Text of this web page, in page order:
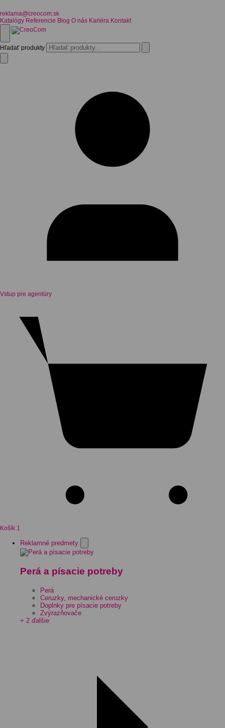
reklama@creocom.sk
Katalógy Referencie Blog O nás Kariéra Kontakt
Hľadať produkty
Vstup pre agentúry
Košík 1
Reklamné predmety
Perá a písacie potreby
Perá
Ceruzky, mechanické ceruzky
Doplnky pre písacie potreby
Zvýrazňovače
+ 2 ďalšie